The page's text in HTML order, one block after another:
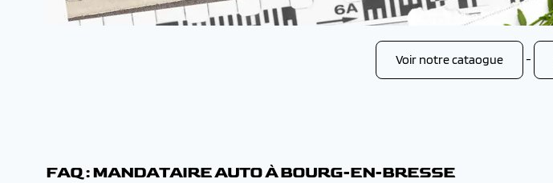
Voir notre cataogue -
FAQ : MANDATAIRE AUTO À BOURG-EN-BRESSE